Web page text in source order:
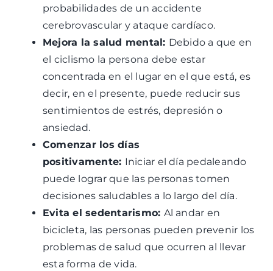
probabilidades de un accidente
cerebrovascular y ataque cardíaco.
Mejora la salud mental: Debido a que en
el ciclismo la persona debe estar
concentrada en el lugar en el que está, es
decir, en el presente, puede reducir sus
sentimientos de estrés, depresión o
ansiedad.
Comenzar los días
positivamente: Iniciar el día pedaleando
puede lograr que las personas tomen
decisiones saludables a lo largo del día.
Evita el sedentarismo: Al andar en
bicicleta, las personas pueden prevenir los
problemas de salud que ocurren al llevar
esta forma de vida.